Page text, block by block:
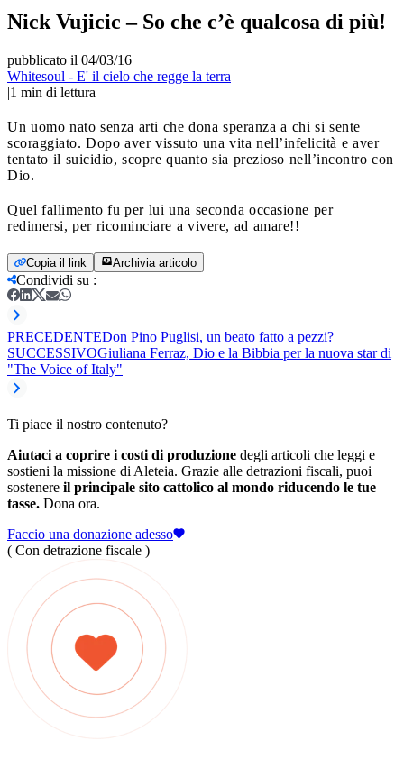
Nick Vujicic – So che c’è qualcosa di più!
pubblicato il 04/03/16|
Whitesoul - E' il cielo che regge la terra
|1 min di lettura
Un uomo nato senza arti che dona speranza a chi si sente
scoraggiato. Dopo aver vissuto una vita nell’infelicità e aver
tentato il suicidio, scopre quanto sia prezioso nell’incontro con
Dio.
Quel fallimento fu per lui una seconda occasione per
redimersi, per ricominciare a vivere, ad amare!!
Copia il link Archivia articolo
Condividi su :
PRECEDENTEDon Pino Puglisi, un beato fatto a pezzi?
SUCCESSIVOGiuliana Ferraz, Dio e la Bibbia per la nuova star di
"The Voice of Italy"
Ti piace il nostro contenuto?
Aiutaci a coprire i costi di produzione degli articoli che leggi e
sostieni la missione di Aleteia. Grazie alle detrazioni fiscali, puoi
sostenere il principale sito cattolico al mondo riducendo le tue
tasse. Dona ora.
Faccio una donazione adesso
( Con detrazione fiscale )